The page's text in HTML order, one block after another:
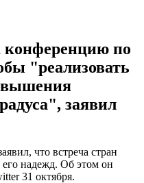
конференцию по
"реализовать
заявил
что встреча стран
надежд. Об этом он
31 октября.